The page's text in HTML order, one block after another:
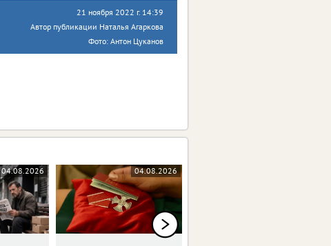
21 ноября 2022 г. 14:39
Автор публикации Наталья Агаркова
Фото: Антон Цуканов
04.08.2026 04.08.2026